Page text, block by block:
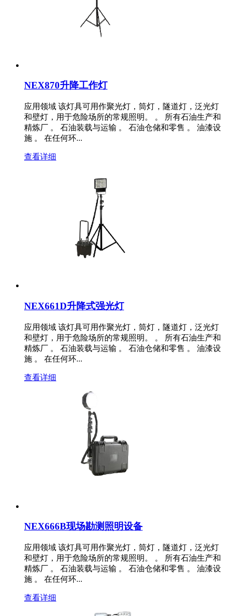
NEX870升降工作灯
应用领域 该灯具可用作聚光灯，筒灯，隧道灯，泛光灯
和壁灯，用于危险场所的常规照明。 。 所有石油生产和
精炼厂 。 石油装载与运输 。 石油仓储和零售 。 油漆设
施 。 在任何环...
查看详细
NEX661D升降式强光灯
应用领域 该灯具可用作聚光灯，筒灯，隧道灯，泛光灯
和壁灯，用于危险场所的常规照明。 。 所有石油生产和
精炼厂 。 石油装载与运输 。 石油仓储和零售 。 油漆设
施 。 在任何环...
查看详细
NEX666B现场勘测照明设备
应用领域 该灯具可用作聚光灯，筒灯，隧道灯，泛光灯
和壁灯，用于危险场所的常规照明。 。 所有石油生产和
精炼厂 。 石油装载与运输 。 石油仓储和零售 。 油漆设
施 。 在任何环...
查看详细